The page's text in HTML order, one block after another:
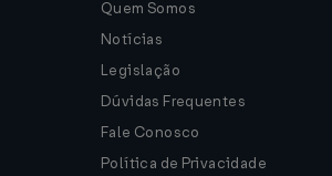
Quem Somos
Notícias
Legislação
Dúvidas Frequentes
Fale Conosco
Política de Privacidade